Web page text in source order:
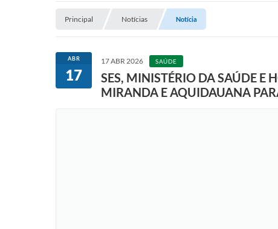
Principal Notícias Notícia
ABR
17
17 ABR 2026 SAÚDE
SES, MINISTÉRIO DA SAÚDE E
MIRANDA E AQUIDAUANA